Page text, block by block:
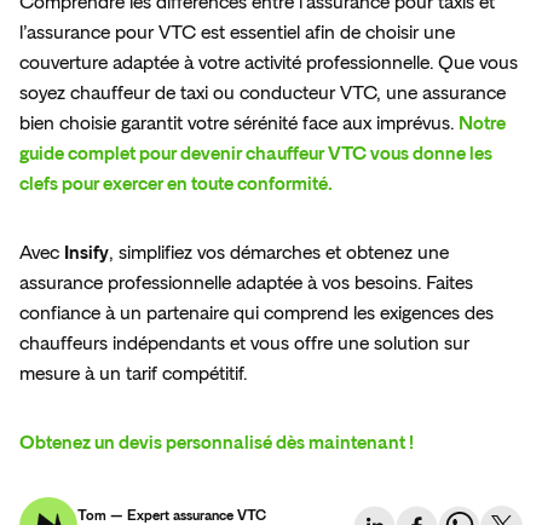
l’assurance pour VTC est essentiel afin de choisir une
couverture adaptée à votre activité professionnelle. Que vous
soyez chauffeur de taxi ou conducteur VTC, une assurance
bien choisie garantit votre sérénité face aux imprévus. Notre
guide complet pour devenir chauffeur VTC vous donne les
clefs pour exercer en toute conformité.
Avec Insify, simplifiez vos démarches et obtenez une
assurance professionnelle adaptée à vos besoins. Faites
confiance à un partenaire qui comprend les exigences des
chauffeurs indépendants et vous offre une solution sur
mesure à un tarif compétitif.
Obtenez un devis personnalisé dès maintenant !
Tom — Expert assurance VTC